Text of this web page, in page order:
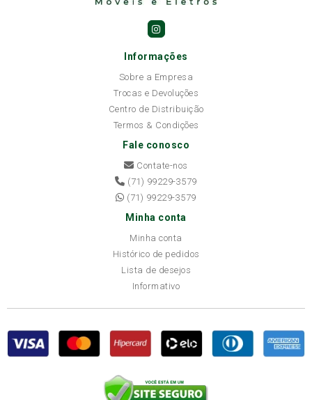
Informações
Sobre a Empresa
Trocas e Devoluções
Centro de Distribuição
Termos & Condições
Fale conosco
Contate-nos
(71) 99229-3579
(71) 99229-3579
Minha conta
Minha conta
Histórico de pedidos
Lista de desejos
Informativo